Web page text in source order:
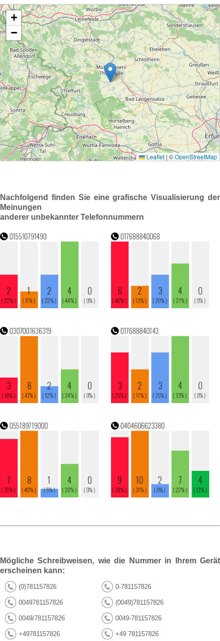
Nachfolgend finden Sie eine grafische Visualisierung der
Meinungen
anderer unbekannter Telefonnummern
Mögliche Schreibweisen, wie die Nummer in Ihrem Gerät
erscheinen kann:
(0)781157826 0-781157826
0049781157826 (0049)781157826
0049/781157826 0049-781157826
+49781157826 +49 781157826